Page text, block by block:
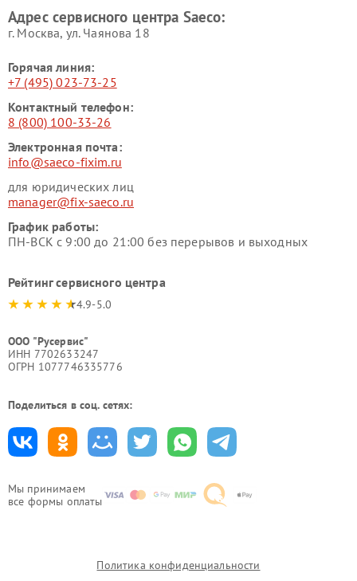
Мы принимаем
все формы оплаты
Адрес сервисного центра Saeco:
г. Москва, ул. Чаянова 18
Горячая линия:
+7 (495) 023-73-25
Контактный телефон:
8 (800) 100-33-26
Электронная почта:
info@saeco-fixim.ru
для юридических лиц
manager@fix-saeco.ru
График работы:
ПН-ВСК с 9:00 до 21:00 без перерывов и выходных
Рейтинг сервисного центра
4.9-5.0
ООО "Русервис"
ИНН 7702633247
ОГРН 1077746335776
Поделиться в соц. сетях:
Политика конфиденциальности